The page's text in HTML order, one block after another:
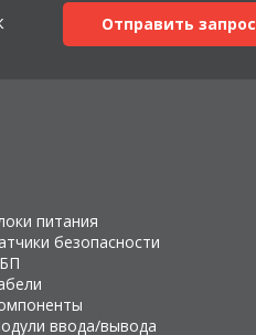
Отправить запрос
питания
безопасности
ввода/вывода